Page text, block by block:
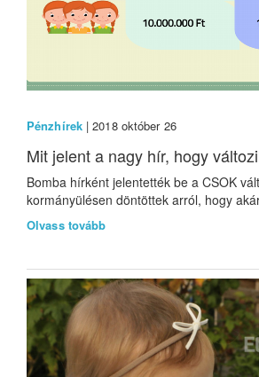
Pénzhírek| 2018 október 26
Mit jelent a nagy hír, hogy
Bomba hírként jelentették be a CSOK
kormányülésen döntöttek arról, hogy
Olvass tovább